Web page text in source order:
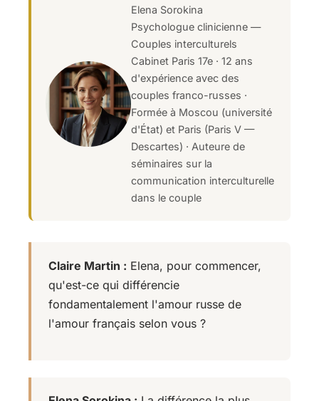
Elena Sorokina
Psychologue clinicienne —
Couples interculturels
Cabinet Paris 17e · 12 ans
d'expérience avec des
couples franco-russes ·
Formée à Moscou (université
d'État) et Paris (Paris V —
Descartes) · Auteure de
séminaires sur la
communication interculturelle
dans le couple
Claire Martin : Elena, pour commencer,
qu'est-ce qui différencie
fondamentalement l'amour russe de
l'amour français selon vous ?